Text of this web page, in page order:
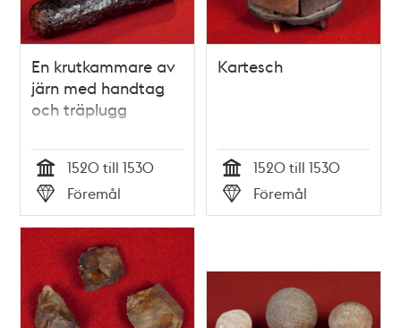
En krutkammare av
järn med handtag
och träplugg
Tid
1520 till 1530
Typ
Föremål
Kartesch
Tid
1520 till 1530
Typ
Föremål